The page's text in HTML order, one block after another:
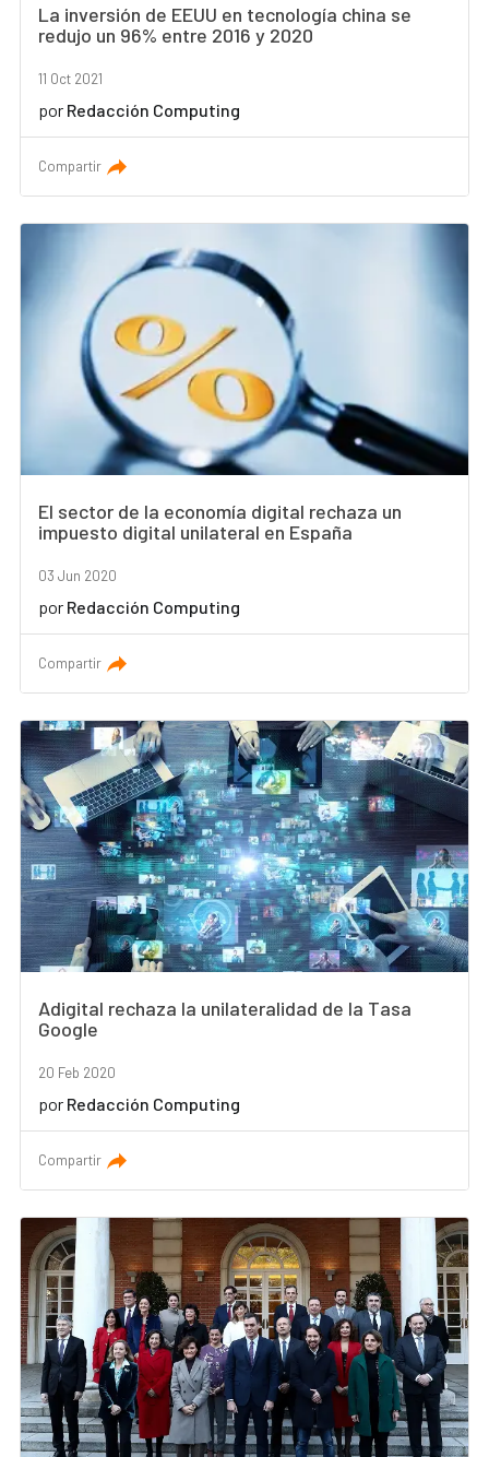
La inversión de EEUU en tecnología china se
redujo un 96% entre 2016 y 2020
11 Oct 2021
por Redacción Computing
Compartir
El sector de la economía digital rechaza un
impuesto digital unilateral en España
03 Jun 2020
por Redacción Computing
Compartir
Adigital rechaza la unilateralidad de la Tasa
Google
20 Feb 2020
por Redacción Computing
Compartir